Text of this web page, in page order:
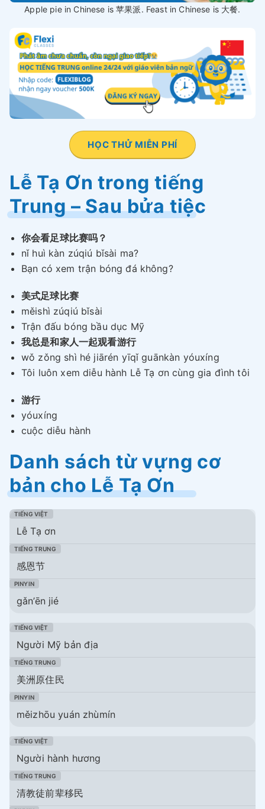
Apple pie in Chinese is 苹果派. Feast in Chinese is 大餐.
HỌC THỬ MIỄN PHÍ
Lễ Tạ Ơn trong tiếng
Trung – Sau bửa tiệc
你会看足球比赛吗？
nǐ huì kàn zúqiú bǐsài ma?
Bạn có xem trận bóng đá không?
美式足球比赛
měishì zúqiú bǐsài
Trận đấu bóng bầu dục Mỹ
我总是和家人一起观看游行
wǒ zǒng shì hé jiārén yīqǐ guānkàn yóuxíng
Tôi luôn xem diễu hành Lễ Tạ ơn cùng gia đình tôi
游行
yóuxíng
cuộc diễu hành
Danh sách từ vựng cơ
bản cho Lễ Tạ Ơn
Lễ Tạ ơn
感恩节
gǎn’ēn jié
Người Mỹ bản địa
美洲原住民
měizhōu yuán zhùmín
Người hành hương
清教徒前辈移民